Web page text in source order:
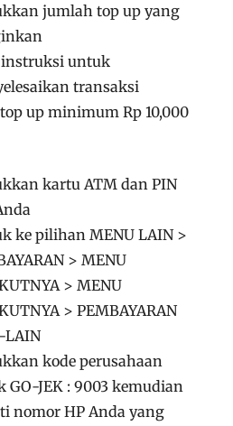
jumlah top up yang
untuk
transaksi
up minimum Rp 10,000
kartu ATM dan PIN
ke pilihan MENU LAIN >
> MENU
> MENU
> PEMBAYARAN
LAIN
kode perusahaan
GO-JEK : 9003 kemudian
nomor HP Anda yang